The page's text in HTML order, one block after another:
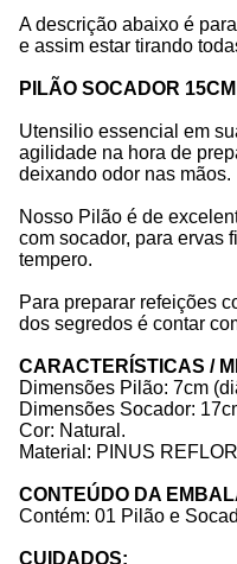
A descrição abaixo é
e assim estar tirando
PILÃO SOCADOR 15CM
Utensilio essencial em
agilidade na hora de
deixando odor nas mãos.
Nosso Pilão é de
com socador, para ervas
tempero.
Para preparar refeições
dos segredos é contar
CARACTERÍSTICAS /
Dimensões Pilão: 7cm
Dimensões Socador:
Cor: Natural.
Material: PINUS
CONTEÚDO DA
Contém: 01 Pilão e
CUIDADOS: